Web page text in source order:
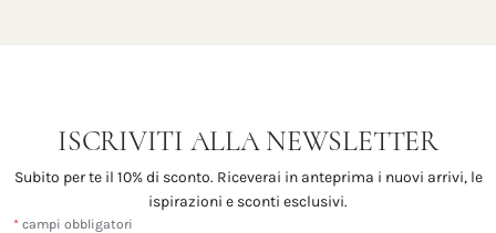
ISCRIVITI ALLA NEWSLETTER
Subito per te il 10% di sconto. Riceverai in anteprima i nuovi arrivi, le
ispirazioni e sconti esclusivi.
* campi obbligatori